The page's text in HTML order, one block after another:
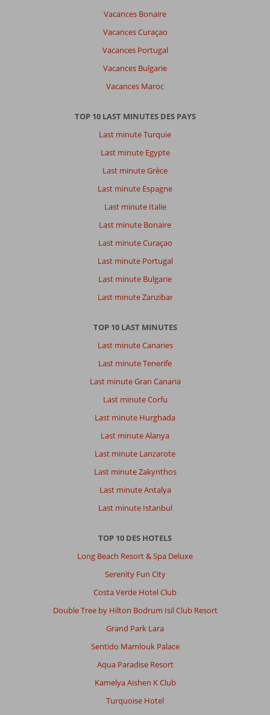
Vacances Bonaire
Vacances Curaçao
Vacances Portugal
Vacances Bulgarie
Vacances Maroc
TOP 10 LAST MINUTES DES PAYS
Last minute Turquie
Last minute Egypte
Last minute Grèce
Last minute Espagne
Last minute Italie
Last minute Bonaire
Last minute Curaçao
Last minute Portugal
Last minute Bulgarie
Last minute Zanzibar
TOP 10 LAST MINUTES
Last minute Canaries
Last minute Tenerife
Last minute Gran Canaria
Last minute Corfu
Last minute Hurghada
Last minute Alanya
Last minute Lanzarote
Last minute Zakynthos
Last minute Antalya
Last minute Istanbul
TOP 10 DES HOTELS
Long Beach Resort & Spa Deluxe
Serenity Fun City
Costa Verde Hotel Club
Double Tree by Hilton Bodrum Isil Club Resort
Grand Park Lara
Sentido Mamlouk Palace
Aqua Paradise Resort
Kamelya Aishen K Club
Turquoise Hotel